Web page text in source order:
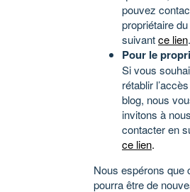
pouvez
propriétaire
suivantce lien.
Pour le
Si vous
rétablir
blog, nous
invitons à nous
contacter en
ce lien.
Nous espérons que
pourra être de